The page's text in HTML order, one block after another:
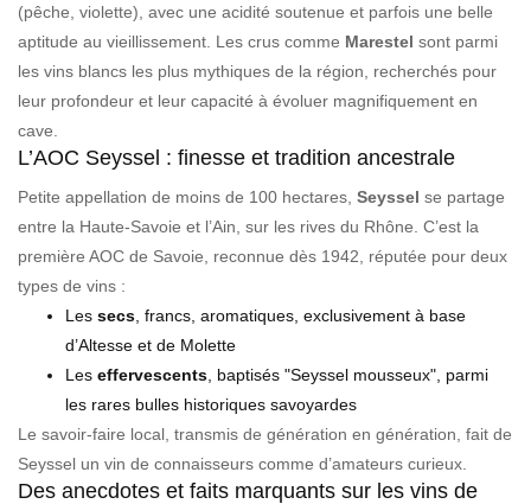
(pêche, violette), avec une acidité soutenue et parfois une belle
aptitude au vieillissement. Les crus comme Marestel sont parmi
les vins blancs les plus mythiques de la région, recherchés pour
leur profondeur et leur capacité à évoluer magnifiquement en
cave.
L’AOC Seyssel : finesse et tradition ancestrale
Petite appellation de moins de 100 hectares, Seyssel se partage
entre la Haute-Savoie et l’Ain, sur les rives du Rhône. C’est la
première AOC de Savoie, reconnue dès 1942, réputée pour deux
types de vins :
Les secs , francs, aromatiques, exclusivement à base
d’Altesse et de Molette
Les effervescents , baptisés "Seyssel mousseux", parmi
les rares bulles historiques savoyardes
Le savoir-faire local, transmis de génération en génération, fait de
Seyssel un vin de connaisseurs comme d’amateurs curieux.
Des anecdotes et faits marquants sur les vins de